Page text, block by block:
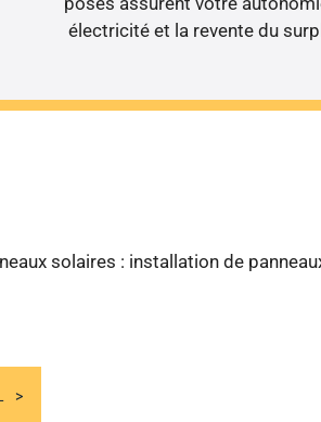
électricité et la revente du